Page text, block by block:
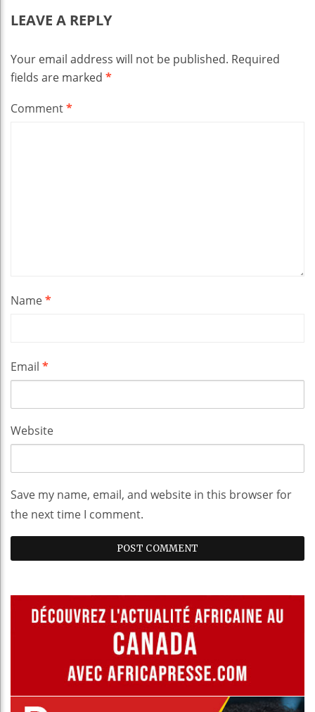
LEAVE A REPLY
Your email address will not be published. Required
fields are marked *
Comment*
Name*
Email *
Website
Save my name, email, and website in this browser for
the next time I comment.